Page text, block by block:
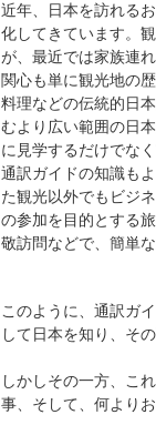
近年、日本を訪れる
化してきています。
が、最近では家族連
関心も単に観光地の
料理などの伝統的日
むより広い範囲の日
に見学するだけでな
通訳ガイドの知識も
た観光以外でもビジ
の参加を目的とする
敬訪問などで、簡単
このように、通訳ガ
して日本を知り、そ
しかしその一方、こ
事、そして、何より